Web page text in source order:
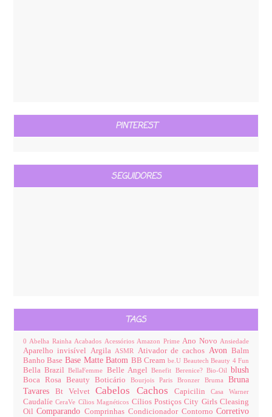
PINTEREST
SEGUIDORES
TAGS
0 Abelha Rainha Acabados Acessórios Amazon Prime Ano NovoAnsiedade
Aparelho invisível ArgilaASMR Ativador de cachos AvonBalm
BanhoBase Base MatteBatom BB Cream be.U BeautechBeauty 4 Fun
Bella BrazilBellaFemme Belle AngelBenefit Berenice? Bio-Oil blush
Boca Rosa Beauty BoticárioBourjois ParisBronzerBruma Bruna
Tavares Bt VelvetCabelos Cachos CapicilinCasa Warner
CaudalíeCeraVe Cílios Magnéticos Cílios PostiçosCity GirlsCleasing
OilComparandoComprinhas Condicionador ContornoCorretivo